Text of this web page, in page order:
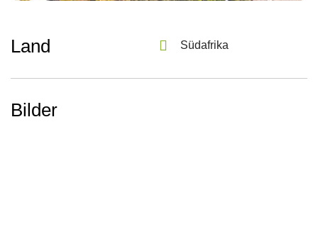
Land Südafrika
Bilder